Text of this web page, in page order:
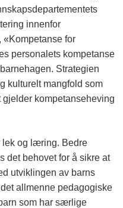
innenfor
«Kompetanse for
personalets kompetanse
Strategien
kulturelt mangfold som
kompetanseheving
lek og læring. Bedre
det behovet for å sikre at
utviklingen av barns
allmenne pedagogiske
som har særlige